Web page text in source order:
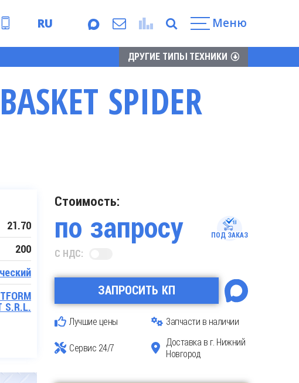
RU
EN
Меню
ДРУГИЕ ТИПЫ ТЕХНИКИ
SPIDER
21.70
200
S.R.L.
Стоимость:
по запросу ПОД ЗАКАЗ
С НДС:
ЗАПРОСИТЬ КП
Лучшие цены Запчасти в наличии
Сервис 24/7 Доставка в г. Нижний
Новгород